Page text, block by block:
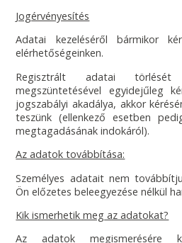
Jogérvényesítés
Adatai kezeléséről bármikor
elérhetőségeinken.
Regisztrált adatai törlését
megszüntetésével egyidejűleg
jogszabályi akadálya, akkor
teszünk (ellenkező esetben
megtagadásának indokáról).
Az adatok továbbítása:
Személyes adatait nem
Ön előzetes beleegyezése nélkül
Kik ismerhetik meg az adatokat?
Az adatok megismerésére